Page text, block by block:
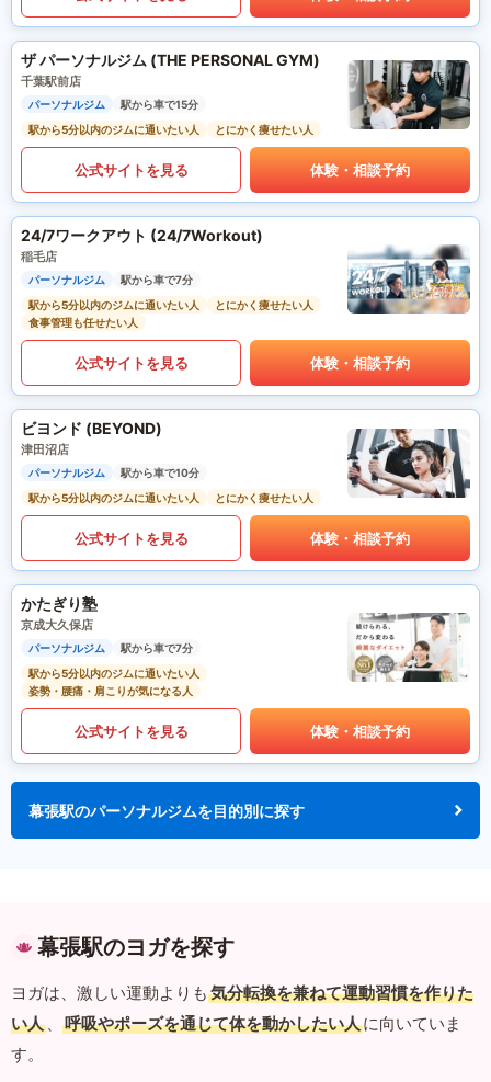
ザ パーソナルジム (THE PERSONAL GYM)
千葉駅前店
パーソナルジム
駅から車で15分
駅から5分以内のジムに通いたい人
とにかく痩せたい人
公式サイトを見る 体験・相談予約
24/7ワークアウト (24/7Workout)
稲毛店
パーソナルジム
駅から車で7分
駅から5分以内のジムに通いたい人
とにかく痩せたい人
食事管理も任せたい人
公式サイトを見る 体験・相談予約
ビヨンド (BEYOND)
津田沼店
パーソナルジム
駅から車で10分
駅から5分以内のジムに通いたい人
とにかく痩せたい人
公式サイトを見る 体験・相談予約
かたぎり塾
京成大久保店
パーソナルジム
駅から車で7分
駅から5分以内のジムに通いたい人
姿勢・腰痛・肩こりが気になる人
公式サイトを見る 体験・相談予約
幕張駅のパーソナルジムを目的別に探す
幕張駅のヨガを探す
ヨガは、激しい運動よりも 気分転換を兼ねて運動習慣を作りた
い人 、 呼吸やポーズを通じて体を動かしたい人に向いていま
す。